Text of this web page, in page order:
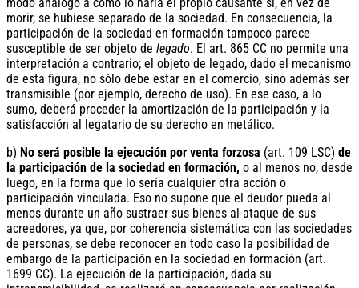
morir, se hubiese separado de la sociedad. En consecuencia, la
participación de la sociedad en formación tampoco parece
susceptible de ser objeto de legado. El art. 865 CC no permite una
interpretación a contrario; el objeto de legado, dado el mecanismo
de esta figura, no sólo debe estar en el comercio, sino además ser
transmisible (por ejemplo, derecho de uso). En ese caso, a lo
sumo, deberá proceder la amortización de la participación y la
satisfacción al legatario de su derecho en metálico.
b) No será posible la ejecución por venta forzosa (art. 109 LSC) de
la participación de la sociedad en formación, o al menos no, desde
luego, en la forma que lo sería cualquier otra acción o
participación vinculada. Eso no supone que el deudor pueda al
menos durante un año sustraer sus bienes al ataque de sus
acreedores, ya que, por coherencia sistemática con las sociedades
de personas, se debe reconocer en todo caso la posibilidad de
embargo de la participación en la sociedad en formación (art.
1699 CC). La ejecución de la participación, dada su